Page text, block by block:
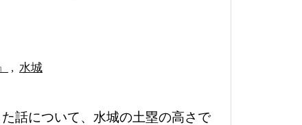
, 水城
話について、水城の土塁の高さで